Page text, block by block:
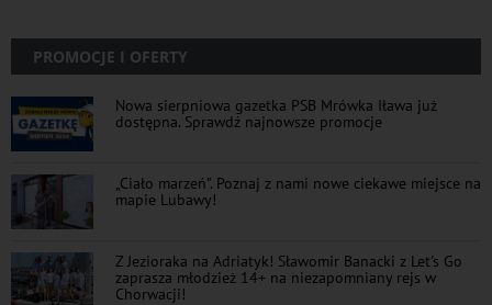
PROMOCJE I OFERTY
Nowa sierpniowa gazetka PSB Mrówka Iława już
dostępna. Sprawdź najnowsze promocje
„Ciało marzeń”. Poznaj z nami nowe ciekawe miejsce na
mapie Lubawy!
Z Jezioraka na Adriatyk! Sławomir Banacki z Let's Go
zaprasza młodzież 14+ na niezapomniany rejs w
Chorwacji!